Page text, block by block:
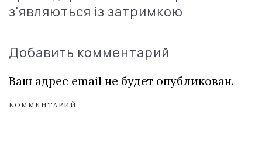
з'являються із затримкою
Добавить комментарий
Ваш адрес email не будет опубликован.
КОММЕНТАРИЙ